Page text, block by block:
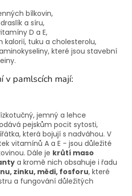
bílkovin,
a síru,
D a E,
kalorií, tuku a cholesterolu,
které jsou stavební
v pamlscích mají:
jemný a lehce
pejskům pocit sytosti,
která bojují s nadváhou. V
vitamínů A a E - jsou důležité
Dále je krůtí maso
a kromě nich obsahuje i řadu
zinku, mědi, fosforu, které
a fungování důležitých